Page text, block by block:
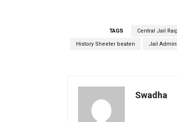
TAGS Central Jail
History Sheeter beaten Jail
Swadha